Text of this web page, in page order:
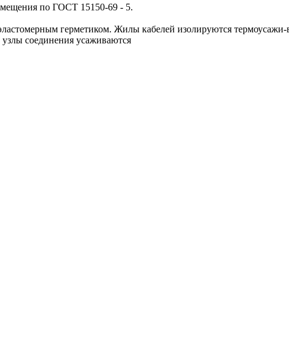
по ГОСТ 15150-69 - 5.
герметиком. Жилы кабелей изолируются
соединения усаживаются